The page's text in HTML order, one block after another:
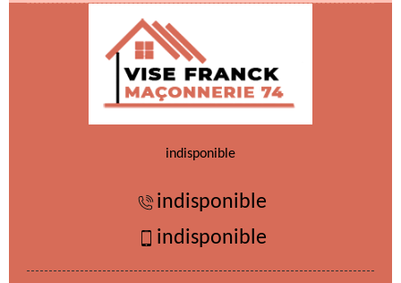
indisponible
indisponible
indisponible